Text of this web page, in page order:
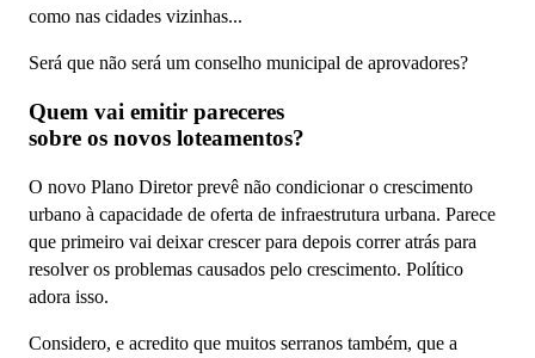
como nas cidades vizinhas...
Será que não será um conselho municipal de aprovadores?
Quem vai emitir pareceres
sobre os novos loteamentos?
O novo Plano Diretor prevê não condicionar o crescimento
urbano à capacidade de oferta de infraestrutura urbana. Parece
que primeiro vai deixar crescer para depois correr atrás para
resolver os problemas causados pelo crescimento. Político
adora isso.
Considero, e acredito que muitos serranos também, que a